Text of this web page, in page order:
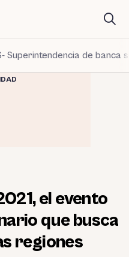
Superintendencia de banca
el evento
que busca
regiones